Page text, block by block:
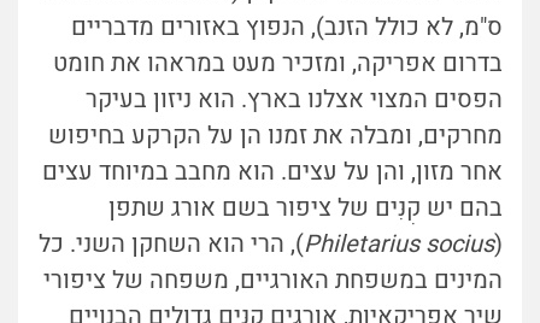
ס"מ, לא כולל הזנב), הנפוץ באזורים מדבריים
בדרום אפריקה, ומזכיר מעט במראהו את חומט
הפסים המצוי אצלנו בארץ. הוא ניזון בעיקר
מחרקים, ומבלה את זמנו הן על הקרקע בחיפוש
אחר מזון, והן על עצים. הוא מחבב במיוחד עצים
בהם יש קִנִּים של ציפור בשם אורג שתפן
(
Philetarius socius), הרי הוא השחקן השני. כל
המינים במשפחת האורגיים, משפחה של ציפורי
שיר אפריקאיות, אורגים קִנִּים גדולים הבנויים